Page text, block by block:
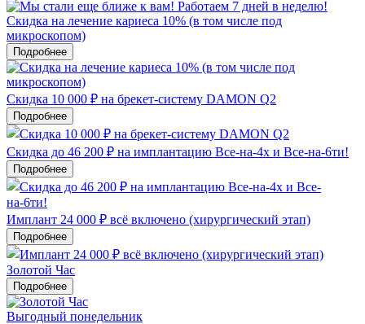
Скидка на лечение кариеса 10% (в том числе под
микроскопом)
Подробнее
Скидка 10 000 ₽ на брекет-систему DAMON Q2
Подробнее
Скидка до 46 200 ₽ на имплантацию Все-на-4х и Все-на-6ти!
Подробнее
Имплант 24 000 ₽ всё включено (хирургический этап)
Подробнее
Золотой Час
Подробнее
Выгодный понедельник